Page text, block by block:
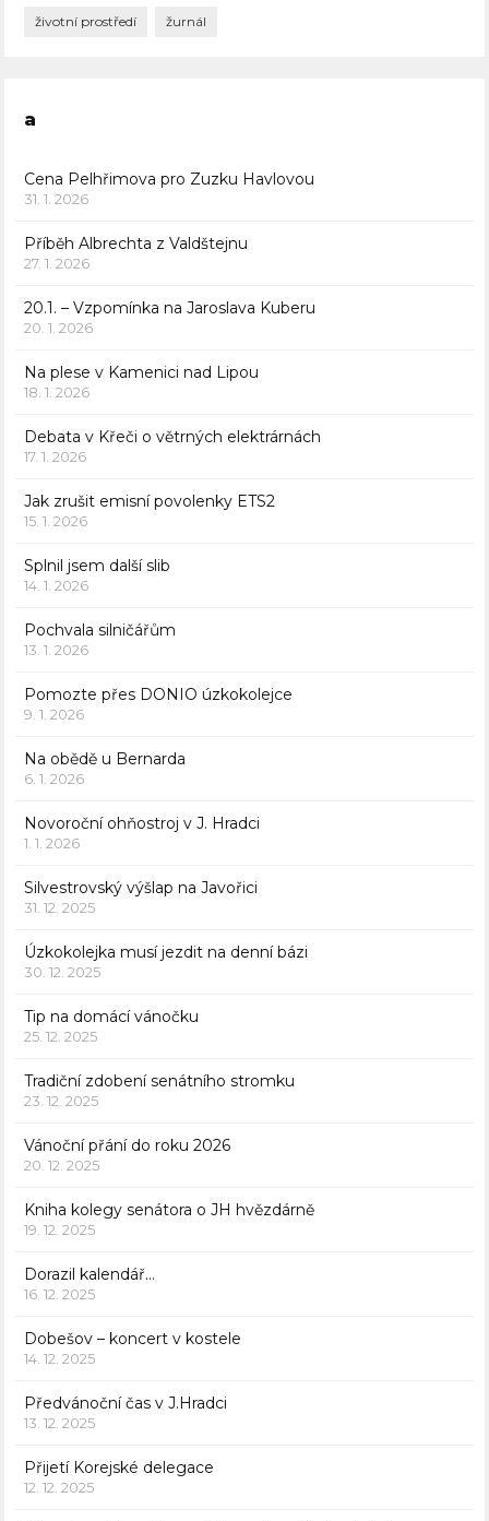
životní prostředí žurnál
a
Cena Pelhřimova pro Zuzku Havlovou
31. 1. 2026
Příběh Albrechta z Valdštejnu
27. 1. 2026
20.1. – Vzpomínka na Jaroslava Kuberu
20. 1. 2026
Na plese v Kamenici nad Lipou
18. 1. 2026
Debata v Křeči o větrných elektrárnách
17. 1. 2026
Jak zrušit emisní povolenky ETS2
15. 1. 2026
Splnil jsem další slib
14. 1. 2026
Pochvala silničářům
13. 1. 2026
Pomozte přes DONIO úzkokolejce
9. 1. 2026
Na obědě u Bernarda
6. 1. 2026
Novoroční ohňostroj v J. Hradci
1. 1. 2026
Silvestrovský výšlap na Javořici
31. 12. 2025
Úzkokolejka musí jezdit na denní bázi
30. 12. 2025
Tip na domácí vánočku
25. 12. 2025
Tradiční zdobení senátního stromku
23. 12. 2025
Vánoční přání do roku 2026
20. 12. 2025
Kniha kolegy senátora o JH hvězdárně
19. 12. 2025
Dorazil kalendář…
16. 12. 2025
Dobešov – koncert v kostele
14. 12. 2025
Předvánoční čas v J.Hradci
13. 12. 2025
Přijetí Korejské delegace
12. 12. 2025